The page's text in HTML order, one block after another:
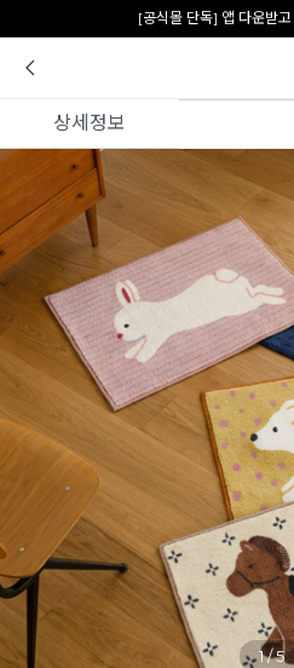
[공식몰 단독] 앱 다운받고
상세정보
1/5